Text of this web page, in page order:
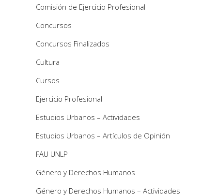
Comisión de Ejercicio Profesional
Concursos
Concursos Finalizados
Cultura
Cursos
Ejercicio Profesional
Estudios Urbanos – Actividades
Estudios Urbanos – Artículos de Opinión
FAU UNLP
Género y Derechos Humanos
Género y Derechos Humanos – Actividades